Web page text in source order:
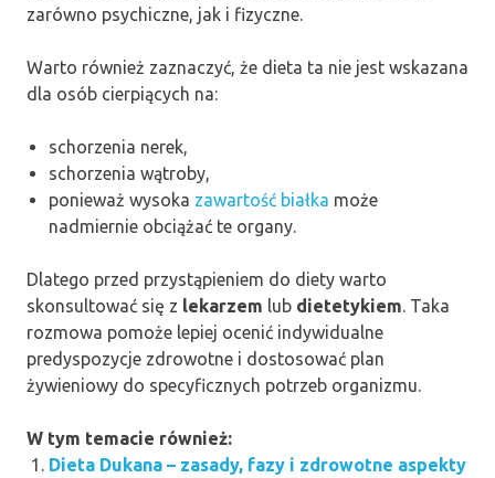
zarówno psychiczne, jak i fizyczne.
Warto również zaznaczyć, że dieta ta nie jest wskazana
dla osób cierpiących na:
schorzenia nerek,
schorzenia wątroby,
ponieważ wysoka zawartość białka może
nadmiernie obciążać te organy.
Dlatego przed przystąpieniem do diety warto
skonsultować się z lekarzem lub dietetykiem. Taka
rozmowa pomoże lepiej ocenić indywidualne
predyspozycje zdrowotne i dostosować plan
żywieniowy do specyficznych potrzeb organizmu.
W tym temacie również:
Dieta Dukana – zasady, fazy i zdrowotne aspekty